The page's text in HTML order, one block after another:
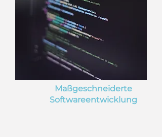
Maßgeschneiderte
Softwareentwicklung